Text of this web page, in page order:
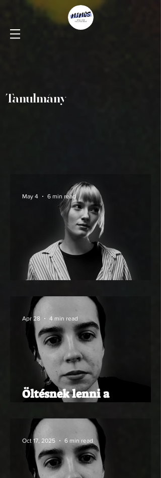
Tanulmány
May 4 6 min read
Öltésnek lenni a
Túlélési Stratégiák IV.
Apr 28 4 min read
Oct 17, 2025 6 min read